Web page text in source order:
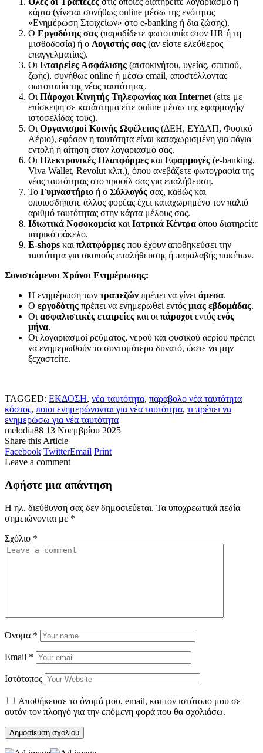
κάρτα (γίνεται συνήθως online μέσω της ενότητας
«Ενημέρωση Στοιχείων» στο e-banking ή δια ζώσης).
Ο Εργοδότης σας (παραδίδετε φωτοτυπία στον HR ή τη
μισθοδοσία) ή ο Λογιστής σας (αν είστε ελεύθερος
επαγγελματίας).
ΟιΕταιρείες Ασφάλισης (αυτοκινήτου, υγείας, σπιτιού,
ζωής), συνήθως online ή μέσω email, αποστέλλοντας
φωτοτυπία της νέας ταυτότητας.
ΟιΠάροχοι Κινητής Τηλεφωνίας και Internet(είτε με
επίσκεψη σε κατάστημα είτε online μέσω της εφαρμογής/
ιστοσελίδας τους).
ΟιΟργανισμοί Κοινής Ωφέλειας (ΔΕΗ, ΕΥΔΑΠ, Φυσικό
Αέριο), εφόσον η ταυτότητα είναι καταχωρισμένη για πάγια
εντολή ή αίτηση στον λογαριασμό σας.
ΟιΗλεκτρονικές Πλατφόρμες καιΕφαρμογές (e-banking,
Viva Wallet, Revolut κλπ.), όπου ανεβάζετε φωτογραφία της
νέας ταυτότητας στο προφίλ σας για επαλήθευση.
Το Γυμναστήριο ή ο Σύλλογός σας, καθώς και
οποιοσδήποτε άλλος φορέας έχει καταχωρημένο τον παλιό
αριθμό ταυτότητας στην κάρτα μέλους σας.
Ιδιωτικά Νοσοκομεία καιΙατρικά Κέντρα όπου διατηρείτε
ιατρικό φάκελο.
E-shops καιπλατφόρμες που έχουν αποθηκεύσει την
ταυτότητα για σκοπούς επαλήθευσης ή παραλαβής πακέτων.
Συνιστώμενοι Χρόνοι Ενημέρωσης:
Η ενημέρωση των τραπεζών πρέπει να γίνειάμεσα.
Ο εργοδότης πρέπει να ενημερωθεί εντός μιας εβδομάδας.
Οιασφαλιστικές εταιρείες και οιπάροχοι εντός ενός
μήνα.
Οι λογαριασμοί ρεύματος, νερού και φυσικού αερίου πρέπει
να ενημερωθούν το συντομότερο δυνατό, ώστε να μην
ξεχαστείτε.
TAGGED: ΕΚΔΟΣΗ, νέα ταυτότητα, παράβολο νέα ταυτότητα
κόστος, ποιοι ενημερώνονται για νέα ταυτότητα, τι πρέπει να
ενημερώσω για νέα ταυτότητα
melodia88 13 Νοεμβρίου 2025
Share this Article
Facebook TwitterEmail Print
Leave a comment
Αφήστε μια απάντηση
Η ηλ. διεύθυνση σας δεν δημοσιεύεται. Τα υποχρεωτικά πεδία
σημειώνονται με *
Σχόλιο *
Όνομα *
Email *
Ιστότοπος
Αποθήκευσε το όνομά μου, email, και τον ιστότοπο μου σε
αυτόν τον πλοηγό για την επόμενη φορά που θα σχολιάσω.